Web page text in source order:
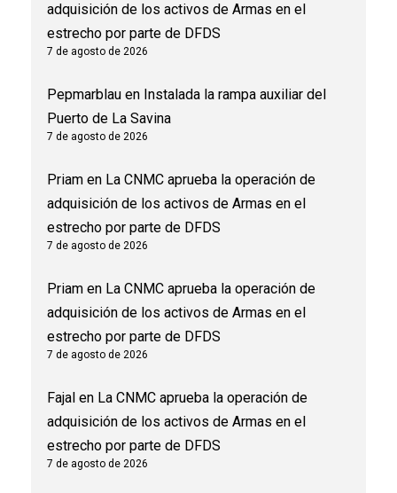
adquisición de los activos de Armas en el
estrecho por parte de DFDS
7 de agosto de 2026
Pepmarblau en Instalada la rampa auxiliar del
Puerto de La Savina
7 de agosto de 2026
Priam en La CNMC aprueba la operación de
adquisición de los activos de Armas en el
estrecho por parte de DFDS
7 de agosto de 2026
Priam en La CNMC aprueba la operación de
adquisición de los activos de Armas en el
estrecho por parte de DFDS
7 de agosto de 2026
Fajal en La CNMC aprueba la operación de
adquisición de los activos de Armas en el
estrecho por parte de DFDS
7 de agosto de 2026